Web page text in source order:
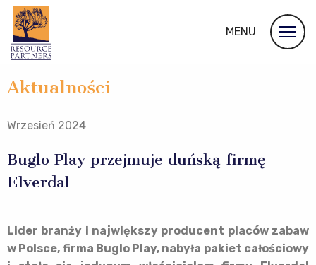
MENU
Aktualności
Wrzesień 2024
Buglo Play przejmuje duńską firmę
Elverdal
Lider branży i największy producent placów zabaw
w Polsce, firma Buglo Play, nabyła pakiet całościowy